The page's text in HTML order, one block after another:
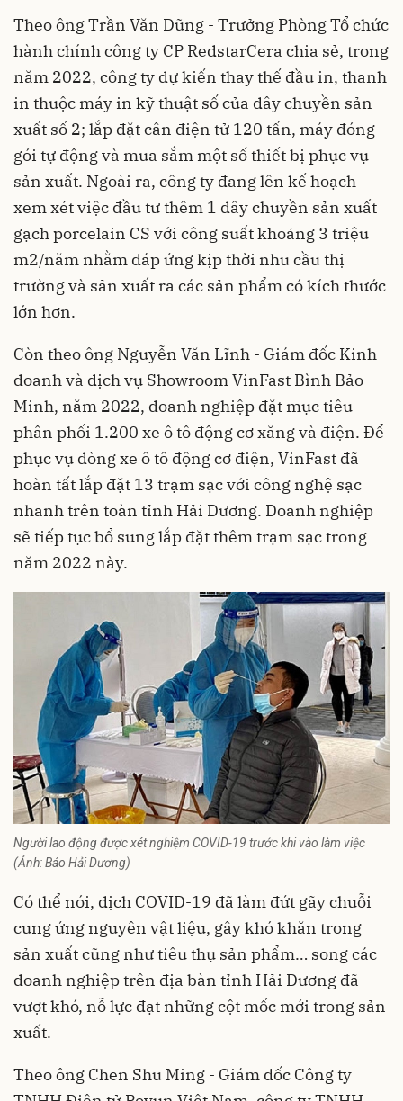
Theo ông Trần Văn Dũng - Trưởng Phòng Tổ chức
hành chính công ty CP RedstarCera chia sẻ, trong
năm 2022, công ty dự kiến thay thế đầu in, thanh
in thuộc máy in kỹ thuật số của dây chuyền sản
xuất số 2; lắp đặt cân điện tử 120 tấn, máy đóng
gói tự động và mua sắm một số thiết bị phục vụ
sản xuất. Ngoài ra, công ty đang lên kế hoạch
xem xét việc đầu tư thêm 1 dây chuyền sản xuất
gạch porcelain CS với công suất khoảng 3 triệu
m2/năm nhằm đáp ứng kịp thời nhu cầu thị
trường và sản xuất ra các sản phẩm có kích thước
lớn hơn.
Còn theo ông Nguyễn Văn Lĩnh - Giám đốc Kinh
doanh và dịch vụ Showroom VinFast Bình Bảo
Minh, năm 2022, doanh nghiệp đặt mục tiêu
phân phối 1.200 xe ô tô động cơ xăng và điện. Để
phục vụ dòng xe ô tô động cơ điện, VinFast đã
hoàn tất lắp đặt 13 trạm sạc với công nghệ sạc
nhanh trên toàn tỉnh Hải Dương. Doanh nghiệp
sẽ tiếp tục bổ sung lắp đặt thêm trạm sạc trong
năm 2022 này.
Người lao động được xét nghiệm COVID-19 trước khi vào làm việc
(Ảnh: Báo Hải Dương)
Có thể nói, dịch COVID-19 đã làm đứt gãy chuỗi
cung ứng nguyên vật liệu, gây khó khăn trong
sản xuất cũng như tiêu thụ sản phẩm… song các
doanh nghiệptrên địa bàn tỉnh Hải Dương đã
vượt khó, nỗ lực đạt những cột mốc mới trong sản
xuất.
Theo ông Chen Shu Ming - Giám đốc Công ty